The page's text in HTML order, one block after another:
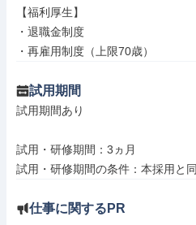
【福利厚生】
・退職金制度
・再雇用制度（上限70歳）
試用期間
試用期間あり
試用・研修期間：3ヵ月
仕事に関するPR